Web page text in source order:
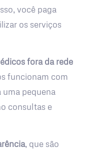
você paga
os serviços
fora da rede
funcionam com
uma pequena
consultas e
, que são